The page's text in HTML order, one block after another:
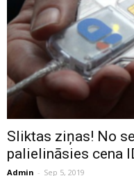
Sliktas ziņas! No
palielināsies cena
Admin - Sep 5, 2019